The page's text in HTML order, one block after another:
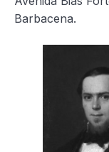
Barbacena.